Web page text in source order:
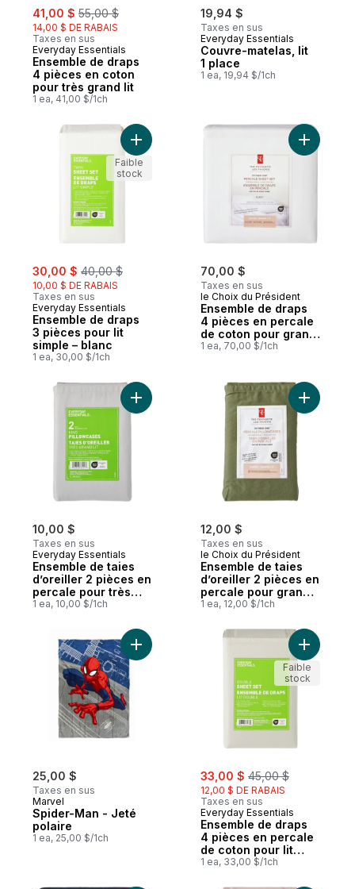
sale:
41,00 $ , formerly:
55,00 $
14,00 $ DE RABAIS
Taxes en sus
Everyday Essentials
Ensemble de draps
4 pièces en coton
pour très grand lit
1 ea, 41,00 $/1ch
19,94 $
Taxes en sus
Everyday Essentials
Couvre-matelas, lit
1 place
1 ea, 19,94 $/1ch
sale:
30,00 $ , formerly:
40,00 $
10,00 $ DE RABAIS
Taxes en sus
Everyday Essentials
Ensemble de draps
3 pièces pour lit
simple – blanc
1 ea, 30,00 $/1ch
Ajouter Ensemble de draps 3 pièces
Faible
stock
70,00 $
Taxes en sus
le Choix du Président
Ensemble de draps
4 pièces en percale
de coton pour grand
lit
1 ea, 70,00 $/1ch
Ajouter
10,00 $
Taxes en sus
Everyday Essentials
Ensemble de taies
d’oreiller 2 pièces en
percale pour très
grand lit
1 ea, 10,00 $/1ch
Ajouter Ensemble de taies d’oreiller 2
12,00 $
Taxes en sus
le Choix du Président
Ensemble de taies
d’oreiller 2 pièces en
percale pour grand
lit
1 ea, 12,00 $/1ch
Ajouter
25,00 $
Taxes en sus
Marvel
Spider-Man - Jeté
polaire
1 ea, 25,00 $/1ch
Ajouter Spider-Man - Jeté polaire au
sale:
33,00 $ , formerly:
45,00 $
12,00 $ DE RABAIS
Taxes en sus
Everyday Essentials
Ensemble de draps
4 pièces en percale
de coton pour lit
double
1 ea, 33,00 $/1ch
Faible
stock